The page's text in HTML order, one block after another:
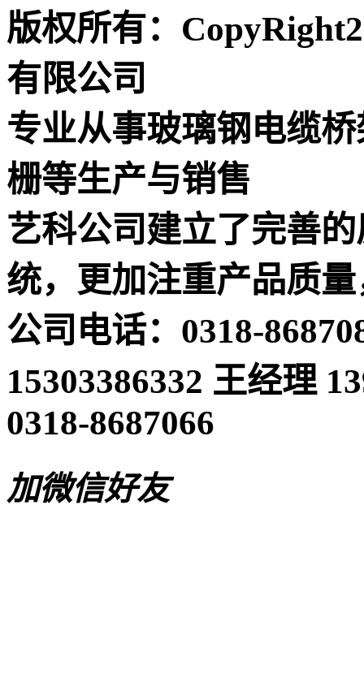
版权所有：
有限公司
专业从事玻璃钢电缆
栅等生产与销售
艺科公司建立了完善
统，更加注重产品质
公司电话：0318-
15303386332 王经理
0318-8687066
加微信好友